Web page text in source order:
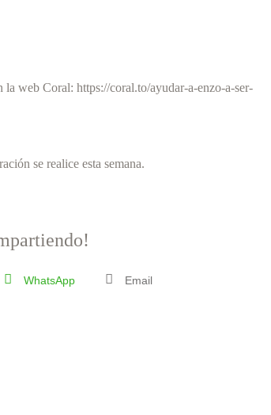
la web Coral: https://coral.to/ayudar-a-enzo-a-ser-
se realice esta semana.
WhatsApp Email